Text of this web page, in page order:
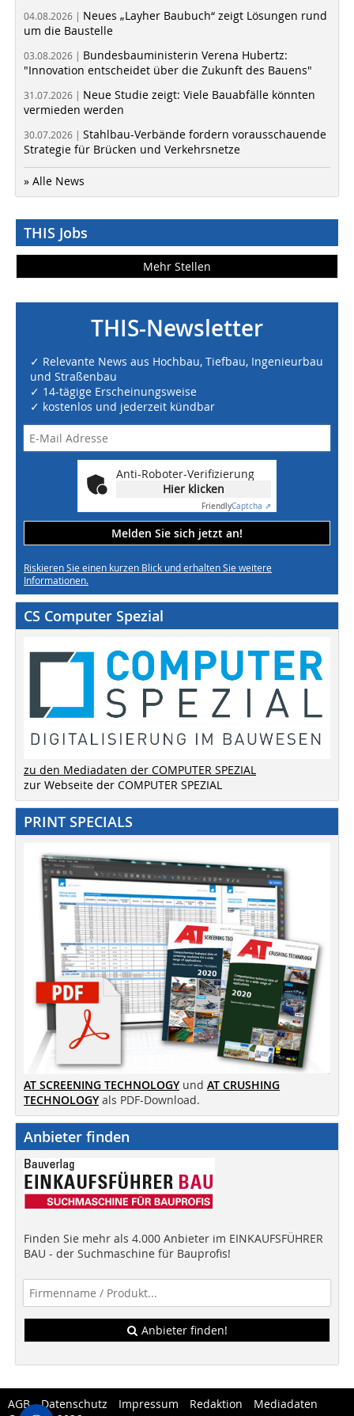
04.08.2026 | Neues „Layher Baubuch“ zeigt Lösungen rund
um die Baustelle
03.08.2026 | Bundesbauministerin Verena Hubertz:
"Innovation entscheidet über die Zukunft des Bauens"
31.07.2026 | Neue Studie zeigt: Viele Bauabfälle könnten
vermieden werden
30.07.2026 | Stahlbau-Verbände fordern vorausschauende
Strategie für Brücken und Verkehrsnetze
» Alle News
THIS Jobs
Mehr Stellen
THIS-Newsletter
✓ Relevante News aus Hochbau, Tiefbau, Ingenieurbau
und Straßenbau
✓ 14-tägige Erscheinungsweise
✓ kostenlos und jederzeit kündbar
Anti-Roboter-Verifizierung
Hier klicken
FriendlyCaptcha ⇗
Melden Sie sich jetzt an!
Riskieren Sie einen kurzen Blick und erhalten Sie weitere
Informationen.
CS Computer Spezial
zu den Mediadaten der COMPUTER SPEZIAL
zur Webseite der COMPUTER SPEZIAL
PRINT SPECIALS
AT SCREENING TECHNOLOGY und AT CRUSHING
TECHNOLOGY als PDF-Download.
Anbieter finden
Finden Sie mehr als 4.000 Anbieter im EINKAUFSFÜHRER
BAU - der Suchmaschine für Bauprofis!
Anbieter finden!
AGB Datenschutz Impressum Redaktion
Mediadaten